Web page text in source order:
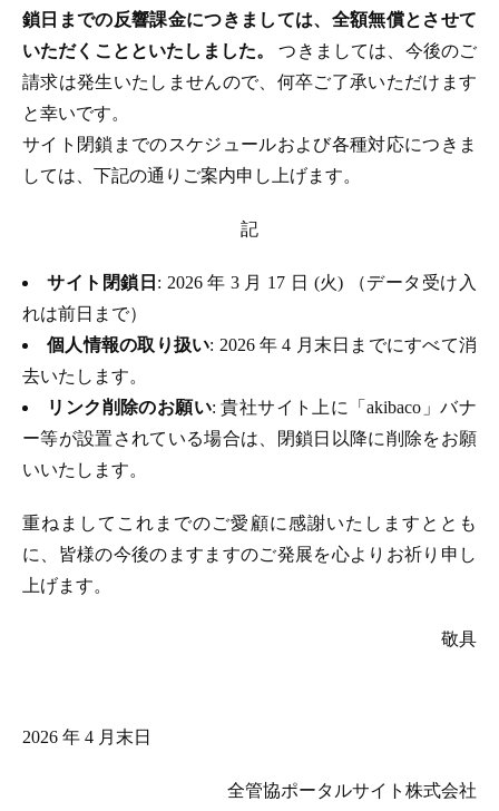
鎖日までの反響課金につきましては、全額無償とさせて
いただくことといたしました。つきましては、今後のご
請求は発生いたしませんので、何卒ご了承いただけます
と幸いです。
サイト閉鎖までのスケジュールおよび各種対応につきま
しては、下記の通りご案内申し上げます。
記
サイト閉鎖日 : 2026 年 3 月 17 日 (火) （データ受け入
れは前日まで）
個人情報の取り扱い: 2026 年 4 月末日までにすべて消
去いたします。
リンク削除のお願い: 貴社サイト上に「akibaco」バナ
ー等が設置されている場合は、閉鎖日以降に削除をお願
いいたします。
重ねましてこれまでのご愛顧に感謝いたしますととも
に、皆様の今後のますますのご発展を心よりお祈り申し
上げます。
敬具
2026 年 4 月末日
全管協ポータルサイト株式会社